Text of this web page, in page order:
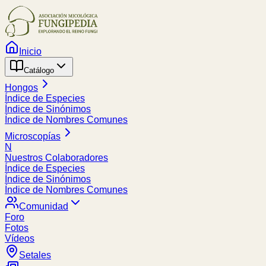
Inicio
Catálogo
Hongos
Índice de Especies
Índice de Sinónimos
Índice de Nombres Comunes
Microscopías
N
Nuestros Colaboradores
Índice de Especies
Índice de Sinónimos
Índice de Nombres Comunes
Comunidad
Foro
Fotos
Vídeos
Setales